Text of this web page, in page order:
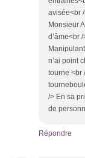
avisée<br
Monsieur
d’âme<br
n’ai point
tourne <br
/> En sa
de
Répondre